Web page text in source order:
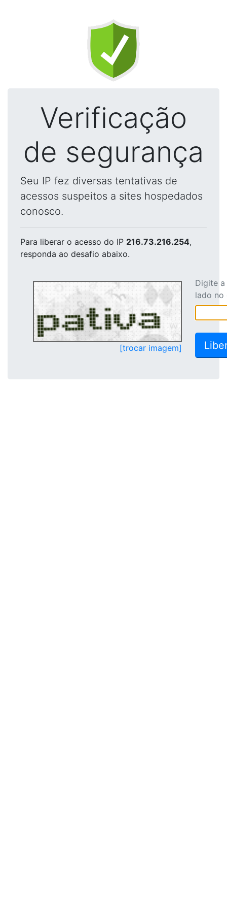
Verificação
de segurança
Seu IP fez diversas tentativas de
acessos suspeitos a sites hospedados
conosco.
Para liberar o acesso do IP 216.73.216.254,
responda ao desafio abaixo.
[trocar imagem]
Digite
lado no